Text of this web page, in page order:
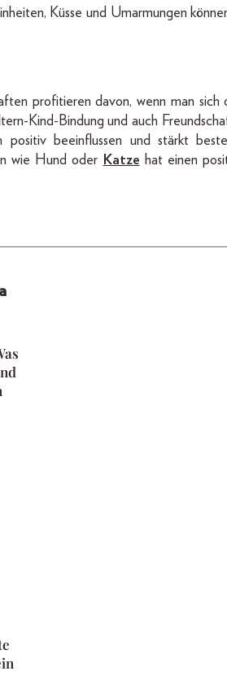
Küsse und Umarmungen
profitieren davon, wenn man sich
Kind-Bindung und auch
beeinflussen und stärkt
wie Hund oder Katze hat einen